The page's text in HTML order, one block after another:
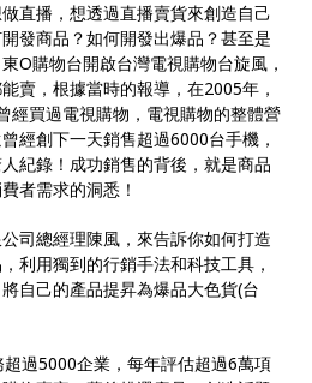
直播，想透過直播賣貨來創造自己
發商品？如何開發出爆品？甚至是
O購物台開啟台灣電視購物台旋風，
賣，根據當時的報導，在2005年，
經買過電視購物，電視購物的整體營
經創下一天銷售超過6000台手機，
紀錄！成功銷售的背後，就是商品
者需求的洞悉！
司總經理陳風，來告訴你如何打造
利用獨到的行銷手法和科技工具，
自己的產品提昇為爆品大色貨(台
過5000企業，每年評估超過6萬項